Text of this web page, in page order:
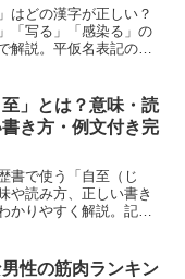
はどの漢字が正しい？
「写る」「感染る」の
解説。平仮名表記の使
」とは？意味・読
き方・例文付き完
書で使う「自至（じ
や読み方、正しい書き
かりやすく解説。記入
性の筋肉ランキン